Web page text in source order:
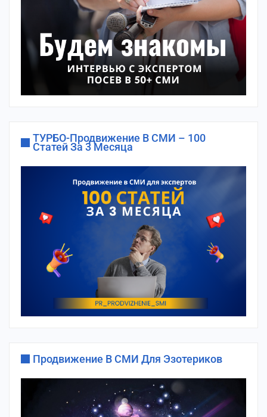
ТУРБО-Продвижение В СМИ – 100
Статей За 3 Месяца
Продвижение В СМИ Для Эзотериков